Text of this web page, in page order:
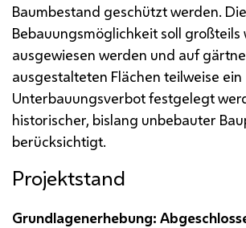
Baumbestand geschützt werden. Die
Bebauungsmöglichkeit soll großteils
ausgewiesen werden und auf
ausgestalteten Flächen teilweise ein
Unterbauungsverbot festgelegt
historischer, bislang unbebauter
berücksichtigt.
Projektstand
Grundlagenerhebung: